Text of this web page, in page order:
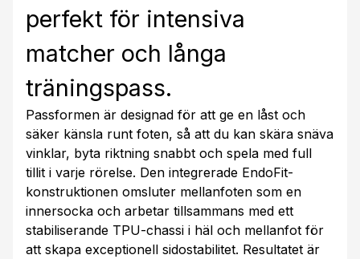
perfekt för intensiva
matcher och långa
träningspass.
Passformen är designad för att ge en låst och
säker känsla runt foten, så att du kan skära snäva
vinklar, byta riktning snabbt och spela med full
tillit i varje rörelse. Den integrerade EndoFit-
konstruktionen omsluter mellanfoten som en
innersocka och arbetar tillsammans med ett
stabiliserande TPU-chassi i häl och mellanfot för
att skapa exceptionell sidostabilitet. Resultatet är